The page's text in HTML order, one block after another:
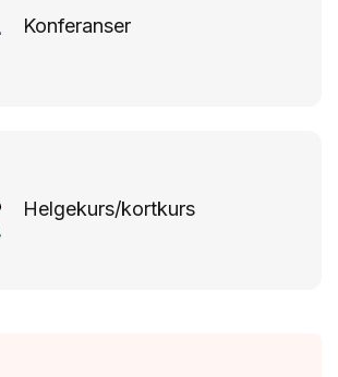
Konferanser
Helgekurs/kortkurs